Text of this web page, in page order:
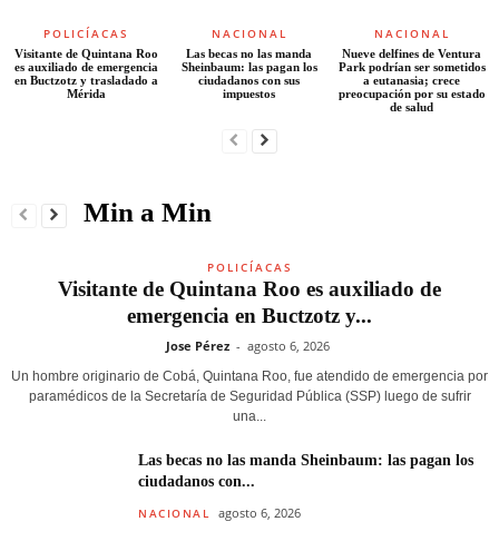
POLICÍACAS
Visitante de Quintana Roo
es auxiliado de emergencia
en Buctzotz y trasladado a
Mérida
NACIONAL
Las becas no las manda
Sheinbaum: las pagan los
ciudadanos con sus
impuestos
NACIONAL
Nueve delfines de Ventura
Park podrían ser sometidos
a eutanasia; crece
preocupación por su estado
de salud
Min a Min
POLICÍACAS
Visitante de Quintana Roo es auxiliado de
emergencia en Buctzotz y...
Jose Pérez - agosto 6, 2026
Un hombre originario de Cobá, Quintana Roo, fue atendido de emergencia por
paramédicos de la Secretaría de Seguridad Pública (SSP) luego de sufrir
una...
Las becas no las manda Sheinbaum: las pagan los
ciudadanos con...
NACIONAL agosto 6, 2026